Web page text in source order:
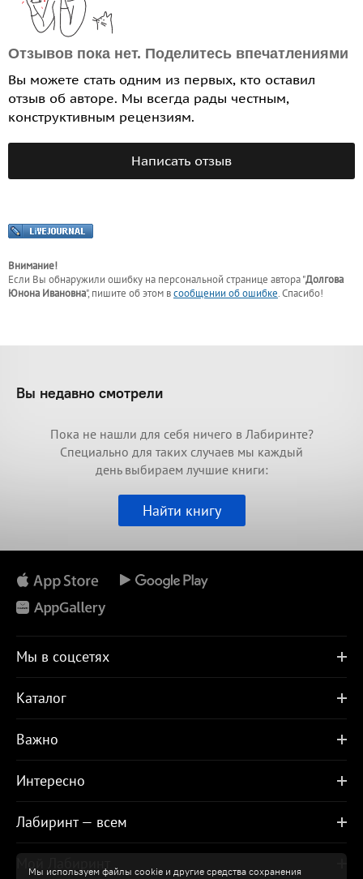
Отзывов пока нет. Поделитесь впечатлениями
Вы можете стать одним из первых, кто оставил
отзыв об авторе. Мы всегда рады честным,
конструктивным рецензиям.
Написать отзыв
Внимание!
Если Вы обнаружили ошибку на персональной странице автора "Долгова
Юнона Ивановна", пишите об этом всообщении об ошибке. Спасибо!
Мы используем файлы cookie и другие средства сохранения
Вы недавно смотрели
Пока не нашли для себя ничего в Лабиринте?
Специально для таких случаев мы каждый
день выбираем лучшие книги:
Найти книгу
Мы в соцсетях
Каталог
Важно
Интересно
Лабиринт — всем